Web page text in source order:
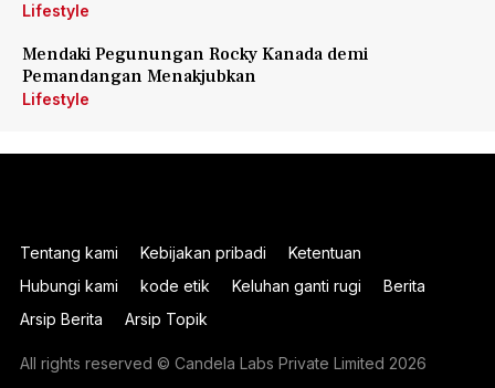
Lifestyle
Mendaki Pegunungan Rocky Kanada demi
Pemandangan Menakjubkan
Lifestyle
Tentang kami Kebijakan pribadi
Ketentuan
Hubungi kami
kode etik Keluhan ganti rugi
Berita
Arsip Berita
Arsip Topik
All rights reserved © Candela Labs Private Limited 2026